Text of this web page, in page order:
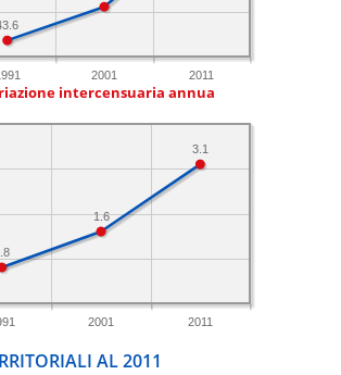
2001 2011
intercensuaria annua
2001 2011
3.1
1.6
AL 2011